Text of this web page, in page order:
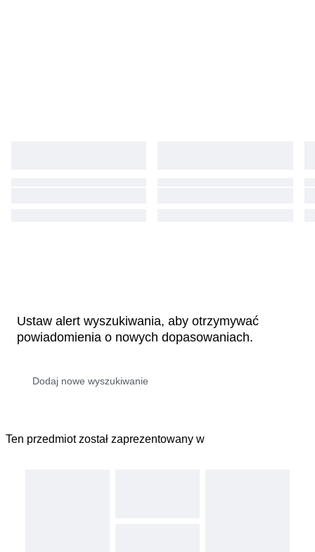
Ustaw alert wyszukiwania, aby otrzymywać
powiadomienia o nowych dopasowaniach.
Ten przedmiot został zaprezentowany w